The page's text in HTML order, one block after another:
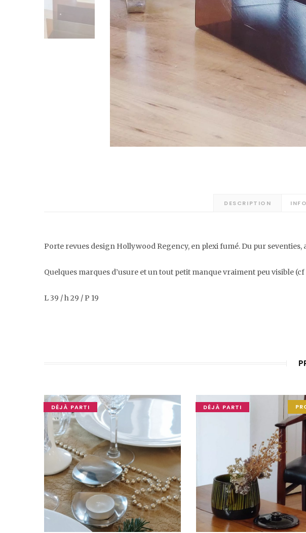
DESCRIPTION
Porte revues design Hollywood Regency, en plexi fumé. Du pur seventies,
Quelques marques d’usure et un tout petit manque vraiment peu visible
L 39 / h 29 / P 19
DÉJÀ PARTI DÉJÀ PARTI